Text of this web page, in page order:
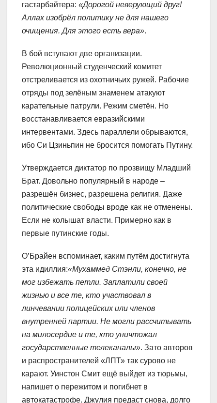
гастарбайтера: «Дорогой неверующий друг!
Аллах изобрёл политику не для нашего
очищения. Для этого есть вера».
В бой вступают две организации.
Революционный студенческий комитет
отстреливается из охотничьих ружей. Рабочие
отряды под зелёным знаменем атакуют
карательные патрули. Режим сметён. Но
восстанавливается евразийскими
интервентами. Здесь параллели обрываются,
ибо Си Цзиньпин не бросится помогать Путину.
Утверждается диктатор по прозвищу Младший
Брат. Довольно популярный в народе –
разрешён бизнес, разрешена религия. Даже
политические свободы вроде как не отменены.
Если не колышат власти. Примерно как в
первые путинские годы.
О’Брайен вспоминает, каким путём достигнута
эта идиллия:«Мухаммед Стэнли, конечно, не
мог избежать петли. Заплатили своей
жизнью и все те, кто участвовал в
линчевании полицейских или членов
внутренней партии. Не могли рассчитывать
на милосердие и те, кто уничтожал
государственные телеканалы». Зато авторов
и распространителей «ЛПТ» так сурово не
карают. Уинстон Смит ещё выйдет из тюрьмы,
напишет о пережитом и погибнет в
автокатастрофе. Джулия предаст снова, долго